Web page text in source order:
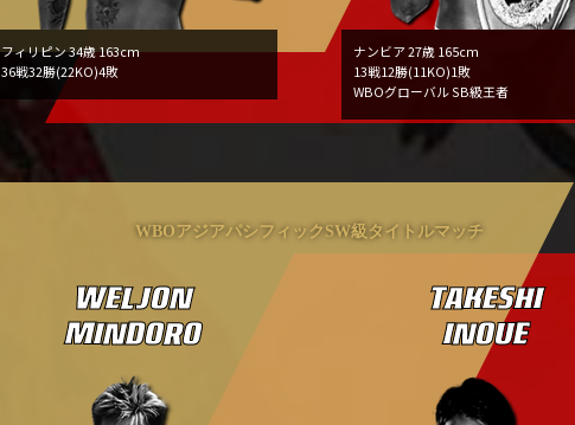
フィリピン 34歳 163cm
36戦32勝(22KO)4敗
ナンビア 27歳 165cm
13戦12勝(11KO)1敗
WBOグローバル SB級王者
WBOアジアパシフィックSW級タイトルマッチ
WELJON
MINDORO
TAKESHI
INOUE